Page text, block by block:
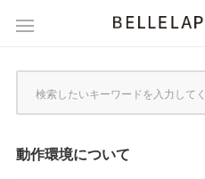
動作環境について